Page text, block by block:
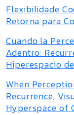
Flexibilidade
Retorna para
Cuando la
Adentro:
Hiperespacio
When
Recurrence,
Hyperspace of